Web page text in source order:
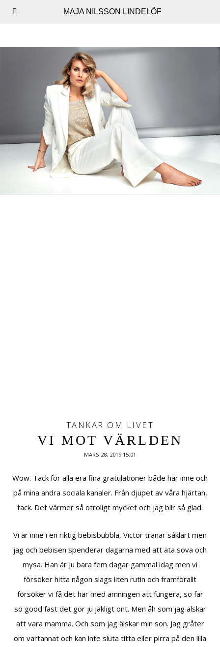
MAJA NILSSON LINDELÖF
TANKAR OM LIVET
VI MOT VÄRLDEN
MARS 28, 2019 15:01
Wow. Tack för alla era fina gratulationer både här inne och
på mina andra sociala kanaler. Från djupet av våra hjärtan,
tack. Det värmer så otroligt mycket och jag blir så glad.
Vi är inne i en riktig bebisbubbla, Victor tränar såklart men
jag och bebisen spenderar dagarna med att äta sova och
mysa. Han är ju bara fem dagar gammal idag men vi
försöker hitta någon slags liten rutin och framförallt
försöker vi få det här med amningen att fungera, so far
so good fast det gör ju jäkligt ont. Men åh som jag älskar
att vara mamma. Och som jag älskar min son. Jag gråter
om vartannat och kan inte sluta titta eller pirra på den lilla